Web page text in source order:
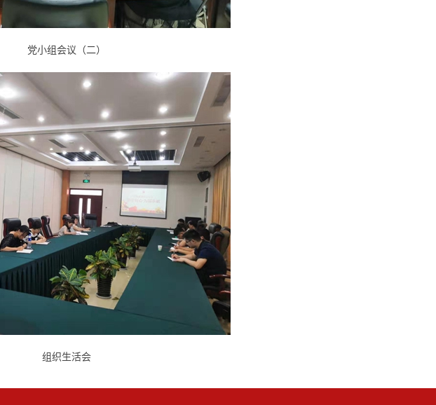
党小组会议（二）
组织生活会